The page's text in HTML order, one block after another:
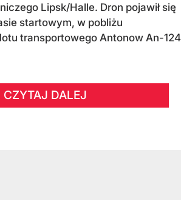
Lipsk/Halle. Dron pojawił się
startowym, w pobliżu
transportowego Antonow An-124
CZYTAJ DALEJ